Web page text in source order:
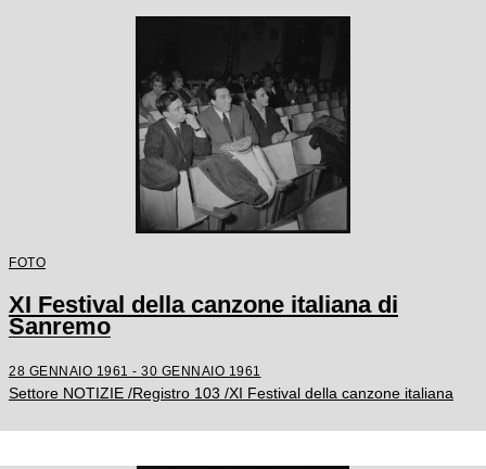
FOTO
XI Festival della canzone italiana di
Sanremo
28 GENNAIO 1961 - 30 GENNAIO 1961
Settore NOTIZIE /Registro 103 /XI Festival della canzone italiana